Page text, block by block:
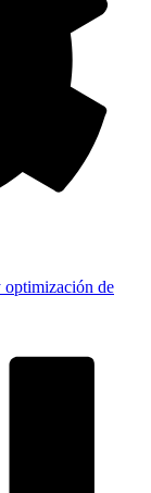
optimización de